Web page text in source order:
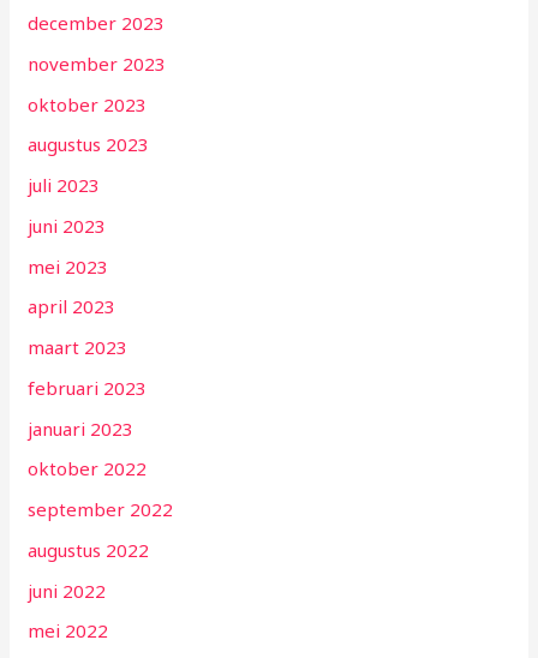
december 2023
november 2023
oktober 2023
augustus 2023
juli 2023
juni 2023
mei 2023
april 2023
maart 2023
februari 2023
januari 2023
oktober 2022
september 2022
augustus 2022
juni 2022
mei 2022